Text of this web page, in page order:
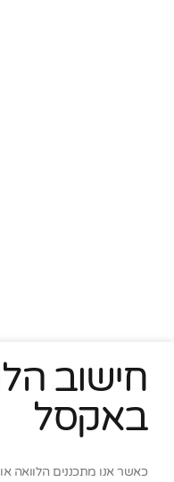
חישוב
באקסל
כאשר אנו מתכננים הלוואה